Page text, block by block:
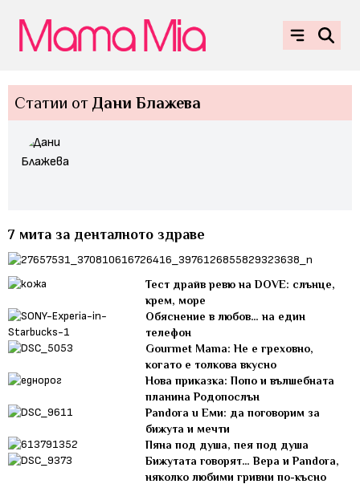
Статии от Дани Блажева
7 мита за денталното здраве
Тест драйв ревю на DOVE: слънце,
крем, море
Обяснение в любов… на един
телефон
Gourmet Mama: Не е греховно,
когато е толкова вкусно
Нова приказка: Попо и вълшебната
планина Родопослън
Pandora u Еми: да поговорим за
бижута и мечти
Пяна под душа, пея под душа
Бижутата говорят… Вера и Pandora,
няколко любими гривни по-късно